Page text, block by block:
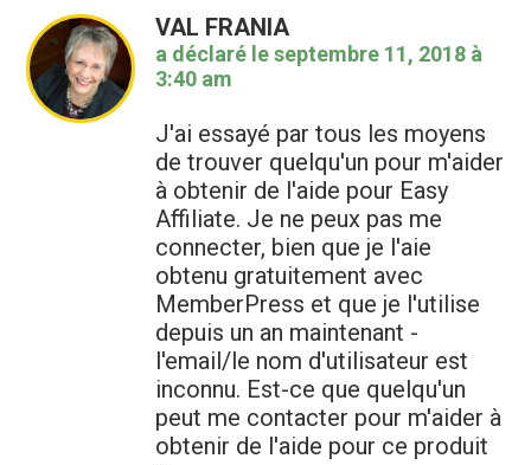
lecteurs
VAL FRANIA
a déclaré leseptembre 11, 2018 à
3:40 am
J'ai essayé par tous les moyens
de trouver quelqu'un pour m'aider
à obtenir de l'aide pour Easy
Affiliate. Je ne peux pas me
connecter, bien que je l'aie
obtenu gratuitement avec
MemberPress et que je l'utilise
depuis un an maintenant -
l'email/le nom d'utilisateur est
inconnu. Est-ce que quelqu'un
peut me contacter pour m'aider à
obtenir de l'aide pour ce produit